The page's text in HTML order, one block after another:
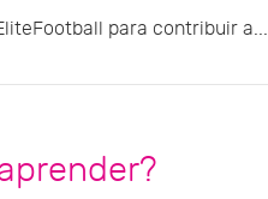
para contribuir a...